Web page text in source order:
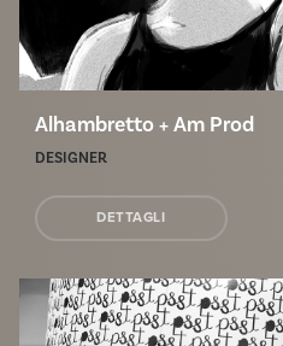
Alhambretto + Am Prod
DESIGNER
DETTAGLI